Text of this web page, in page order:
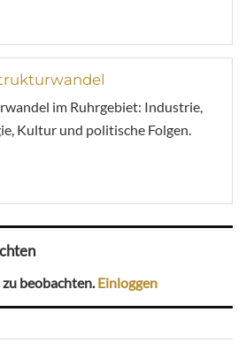
im Ruhrgebiet: Industrie,
Kultur und politische Folgen.
beobachten.Einloggen